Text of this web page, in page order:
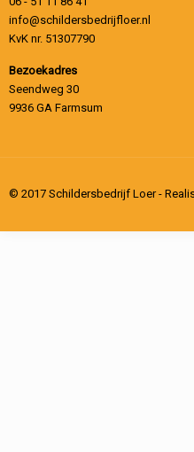
info@schildersbedrijfloer.nl
KvK nr. 51307790
Bezoekadres
Seendweg 30
9936 GA Farmsum
© 2017 Schildersbedrijf Loer -